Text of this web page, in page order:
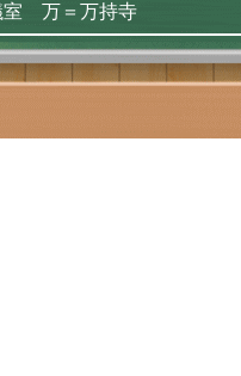
室 万＝万持寺